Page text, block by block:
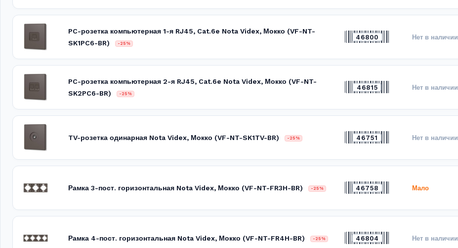
PC-розетка компьютерная 1-я RJ45, Cat.6e Nota Videx, Мокко (VF-NT-
SK1PC6-BR)
-25%
46800 Нет в наличии
PC-розетка компьютерная 2-я RJ45, Cat.6e Nota Videx, Мокко (VF-NT-
SK2PC6-BR)
-25%
46815 Нет в наличии
TV-розетка одинарная Nota Videx, Мокко (VF-NT-SK1TV-BR) -25% 46751 Нет в наличии
Рамка 3-пост. горизонтальная Nota Videx, Мокко (VF-NT-FR3H-BR) -25% 46758 Мало
Рамка 4-пост. горизонтальная Nota Videx, Мокко (VF-NT-FR4H-BR) -25% 46804 Нет в наличии